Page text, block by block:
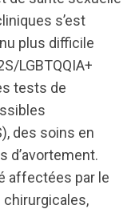
s’est
plus difficile
LGBTQQIA+
tests de
des soins en
d’avortement.
affectées par le
chirurgicales,